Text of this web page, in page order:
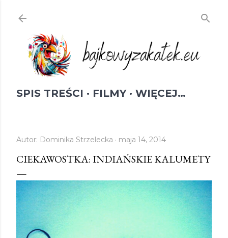
SPIS TREŚCI FILMY WIĘCEJ…
Autor: Dominika Strzelecka maja 14, 2014
CIEKAWOSTKA: INDIAŃSKIE KALUMETY